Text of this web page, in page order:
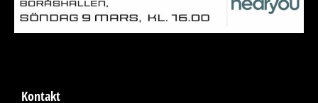
Kontakt